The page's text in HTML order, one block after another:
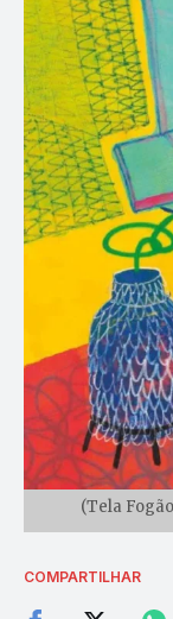
(Tela
COMPARTILHAR